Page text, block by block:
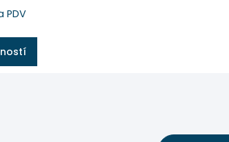
PDV